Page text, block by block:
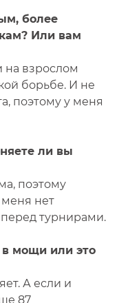
более
Или вам
на взрослом
борьбе. И не
поэтому у меня
ли вы
поэтому
нет
перед турнирами.
мощи или это
А если и
87